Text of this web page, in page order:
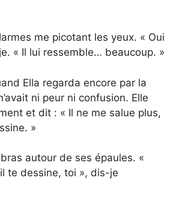
me picotant les yeux. « Oui
« Il lui ressemble… beaucoup. »
Ella regarda encore par la
ni peur ni confusion. Elle
et dit : « Il ne me salue plus,
»
autour de ses épaules. «
te dessine, toi », dis-je